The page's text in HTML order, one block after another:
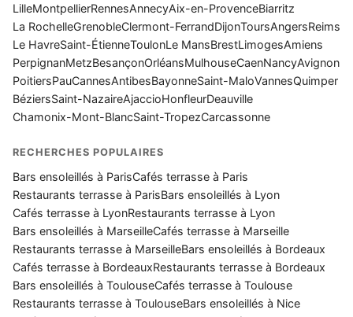
LilleMontpellierRennesAnnecyAix-en-ProvenceBiarritz
La RochelleGrenobleClermont-FerrandDijonToursAngersReims
Le HavreSaint-ÉtienneToulonLe MansBrestLimogesAmiens
PerpignanMetzBesançonOrléansMulhouseCaenNancyAvignon
PoitiersPauCannesAntibesBayonneSaint-MaloVannesQuimper
BéziersSaint-NazaireAjaccioHonfleurDeauville
Chamonix-Mont-BlancSaint-TropezCarcassonne
RECHERCHES POPULAIRES
Bars ensoleillés à ParisCafés terrasse à Paris
Restaurants terrasse à ParisBars ensoleillés à Lyon
Cafés terrasse à LyonRestaurants terrasse à Lyon
Bars ensoleillés à MarseilleCafés terrasse à Marseille
Restaurants terrasse à MarseilleBars ensoleillés à Bordeaux
Cafés terrasse à BordeauxRestaurants terrasse à Bordeaux
Bars ensoleillés à ToulouseCafés terrasse à Toulouse
Restaurants terrasse à ToulouseBars ensoleillés à Nice